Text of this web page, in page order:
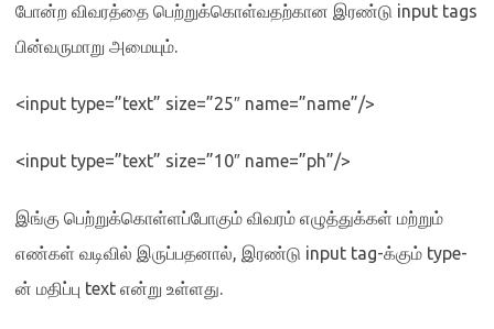
போன்ற விவரத்தை பெற்றுக்கொள்வதற்கான இரண்டு input tags
பின்வருமாறு அமையும்.
<input type=”text” size=”25″ name=”name”/>
<input type=”text” size=”10″ name=”ph”/>
இங்கு பெற்றுக்கொள்ளப்போகும் விவரம் எழுத்துக்கள் மற்றும்
எண்கள் வடிவில் இருப்பதனால், இரண்டு input tag-க்கும் type-
ன் மதிப்பு text என்று உள்ளது.